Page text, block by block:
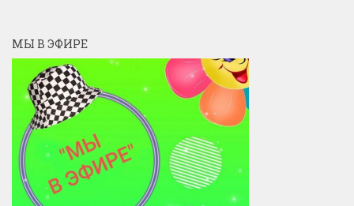
МЫ В ЭФИРЕ